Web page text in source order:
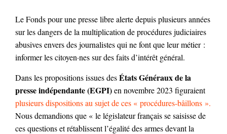
Le Fonds pour une presse libre alerte depuis plusieurs années
sur les dangers de la multiplication de procédures judiciaires
abusives envers des journalistes qui ne font que leur métier :
informer les citoyen·nes sur des faits d’intérêt général.
Dans les propositions issues desÉtats Généraux de la
presse indépendante (EGPI)en novembre 2023 figuraient
plusieurs dispositions au sujet de ces « procédures-bâillons ».
Nous demandions que « le législateur français se saisisse de
ces questions et rétablissent l’égalité des armes devant la